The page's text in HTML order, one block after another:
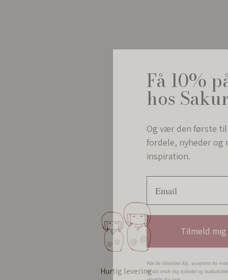
Hurtig levering
Få 10%
hos
fordele, nyheder og
inspiration.
Tilmeld
Når du tilmelder dig, accepterer du
afmelde dig igen.